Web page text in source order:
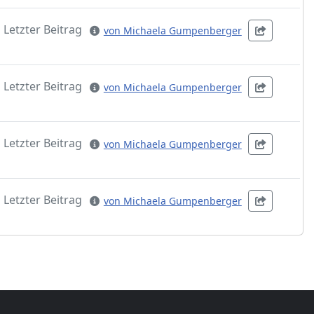
Letzter Beitrag von Michaela Gumpenberger
Letzter Beitrag von Michaela Gumpenberger
Letzter Beitrag von Michaela Gumpenberger
Letzter Beitrag von Michaela Gumpenberger